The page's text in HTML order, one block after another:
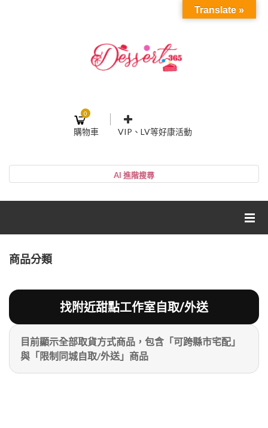
0
購物車 VIP、LV等好康活動
帳號
記住我
忘記密碼 註冊
商品分類
找附近甜點工作室自取/外送
目前顯示全部取貨方式商品，包含「可跨縣市宅配」
與「限制同城自取/外送」商品
Translate »